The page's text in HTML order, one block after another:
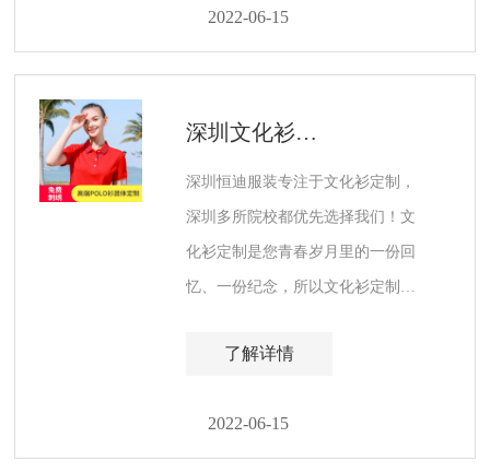
2022-06-15
深圳文化衫定制厂家，一次放心的个性文化衫定制
深圳恒迪服装专注于文化衫定制，
深圳多所院校都优先选择我们！文
化衫定制是您青春岁月里的一份回
忆、一份纪念，所以文化衫定制应
合作伙伴！
了解详情
2022-06-15